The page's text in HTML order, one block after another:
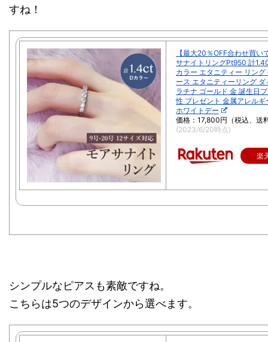
すね！
【最大20％OFF合わせ買い
サナイトリングPt950 計
カラー エタニティー リング
ース エタニティーリング
ラチナ ゴールド 金 誕生日
性 プレゼント 金属アレルギ
ホワイトデー
価格：17,800円（税込、送
(2023/6/20時点)
楽
シンプルなピアスも素敵ですね。
こちらは5つのデザインから選べます。